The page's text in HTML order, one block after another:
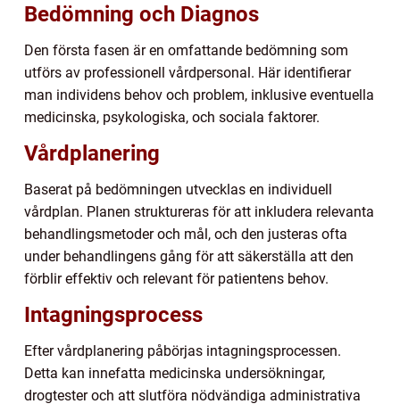
Bedömning och Diagnos
Den första fasen är en omfattande bedömning som
utförs av professionell vårdpersonal. Här identifierar
man individens behov och problem, inklusive eventuella
medicinska, psykologiska, och sociala faktorer.
Vårdplanering
Baserat på bedömningen utvecklas en individuell
vårdplan. Planen struktureras för att inkludera relevanta
behandlingsmetoder och mål, och den justeras ofta
under behandlingens gång för att säkerställa att den
förblir effektiv och relevant för patientens behov.
Intagningsprocess
Efter vårdplanering påbörjas intagningsprocessen.
Detta kan innefatta medicinska undersökningar,
drogtester och att slutföra nödvändiga administrativa